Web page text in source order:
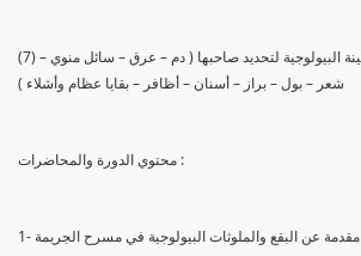
(7) إجراء الإختبارات علي العينة البيولوجية لتحديد صاحبها ( دم – عرق – سائل منوي –
شعر – بول – براز – أسنان – أظافر – بقايا عظام وأشلاء )
محتوي الدورة والمحاضرات :
1- مقدمة عن البقع والملوثات البيولوجية في مسرح الجريمة